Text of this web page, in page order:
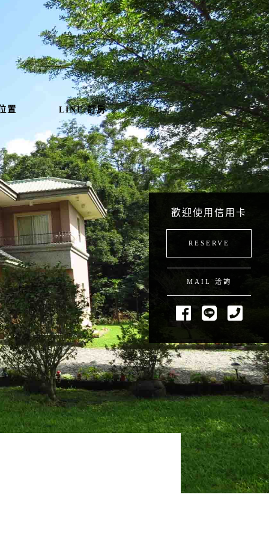
歡迎使用信用卡
RESERVE
MAIL 洽詢
置 LINE 訂房